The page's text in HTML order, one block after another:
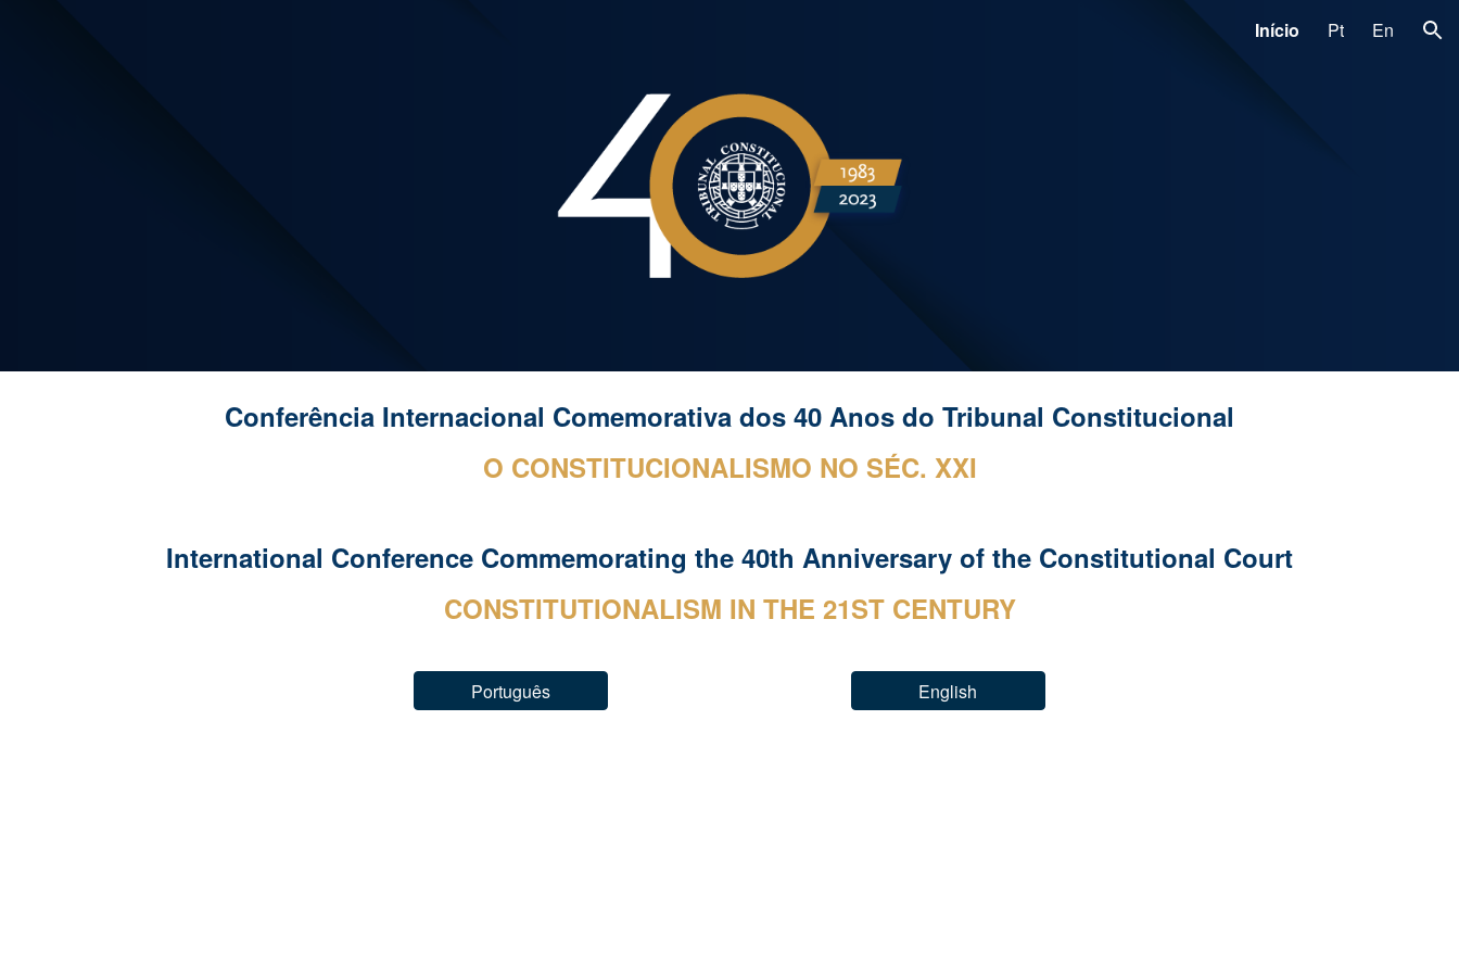
Início Pt En
Conferência Internacional Comemorativa dos 40 Anos do Tribunal Constitucional
O CONSTITUCIONALISMO NO SÉC. XXI
International Conference Commemorating the 40th Anniversary of the Constitutional Court
CONSTITUTIONALISM IN THE 21ST CENTURY
Português English